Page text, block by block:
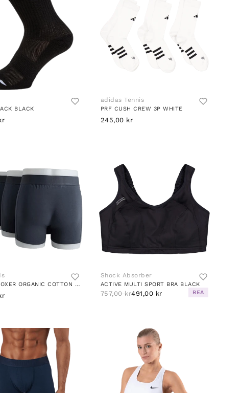
BLACK
adidas Tennis
PRF CUSH CREW 3P WHITE
245,00 kr
5-PACK BOXER ORGANIC COTTON STONE
Shock Absorber
ACTIVE MULTI SPORT BRA BLACK
757,00 kr491,00 kr REA